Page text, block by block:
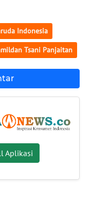
Indonesia
Tsani Panjaitan
Aplikasi